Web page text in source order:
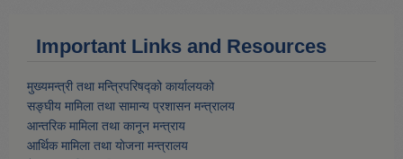
Important Links and Resources
मुख्यमन्त्री तथा मन्त्रिपरिषद्को कार्यालयको
सङ्घीय मामिला तथा सामान्य प्रशासन मन्त्रालय
आन्तरिक मामिला तथा कानून मन्त्राय
आर्थिक मामिला तथा याेजना मन्त्रालय